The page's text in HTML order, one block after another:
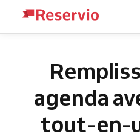
agenda
tout-en-